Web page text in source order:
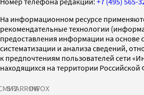
На информационном ресурсе
рекомендательные технологии
предоставления информации на основе
систематизации и анализа сведений,
к предпочтениям пользователей сети
находящихся на территории
SPARROWINFOX